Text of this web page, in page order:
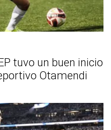
tuvo un buen inicio
Otamendi